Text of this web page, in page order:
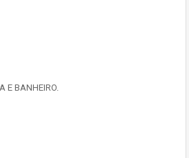
E BANHEIRO.